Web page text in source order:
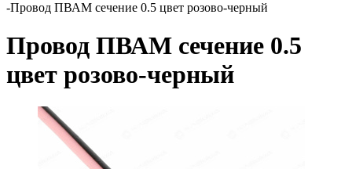
-Провод ПВАМ сечение 0.5 цвет розово-черный
Провод ПВАМ сечение 0.5
цвет розово-черный